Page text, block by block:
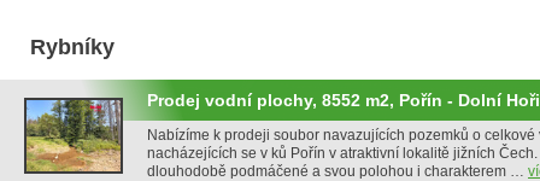
Rybníky
Prodej vodní plochy, 8552 m2, Pořín - Dolní
Nabízíme k prodeji soubor navazujících pozemků o celkové
nacházejících se v ků Pořín v atraktivní lokalitě jižních
dlouhodobě podmáčené a svou polohou i charakterem …